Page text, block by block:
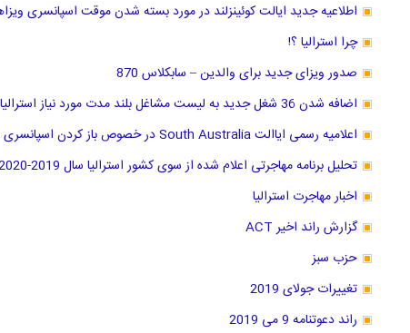
اطلاعیه جدید ایالت کوئینزلند در مورد بسته شدن موقت اسپانسری
چرا استرالیا ؟!
صدور ویزای جدید برای والدین – سابکلاس 870
اضافه شدن 36 شغل جدید به لیست مشاغل بلند مدت مورد نیاز استرالیا از 11 مارچ 2019
اعلامیه رسمی ایاالت South Australia در خصوص باز کردن اسپانسری سه شغل جدید
تحلیل برنامه مهاجرتی اعلام شده از سوی کشور استرالیا سال 2019-2020
اخبار مهاجرت استرالیا
گزارش راند اخیر ACT
حزب سبز
تغییرات جولای 2019
راند دعوتنامه 9 می 2019